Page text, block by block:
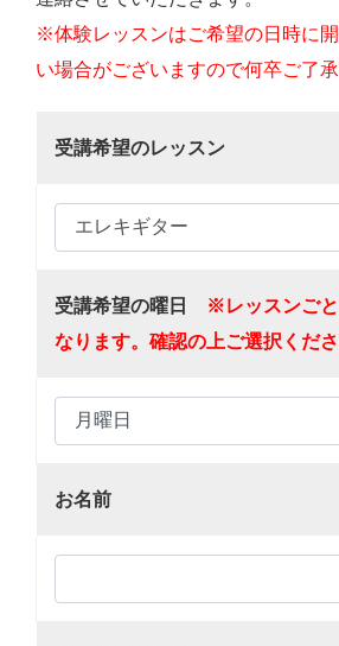
※体験レッスンはご希望の日時に
い場合がございますので何卒ご了承
受講希望のレッスン
受講希望の曜日
※レッスンご
なります。確認の上ご選択くださ
お名前